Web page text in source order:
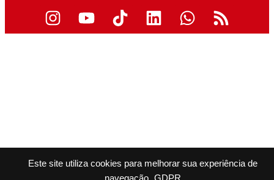
Este site utiliza cookies para melhorar sua experiência de